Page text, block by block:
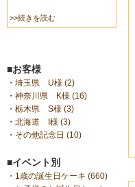
>>続きを読む
■お客様
・ 埼玉県 U様 (2)
・ 神奈川県 K様 (16)
・ 栃木県 S様 (3)
・ 北海道 I様 (3)
・ その他記念日 (10)
■イベント別
・ 1歳の誕生日ケーキ (660)